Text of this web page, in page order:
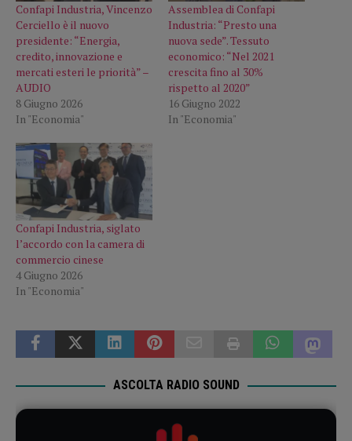
Confapi Industria, Vincenzo
Cerciello è il nuovo
presidente: “Energia,
credito, innovazione e
mercati esteri le priorità” –
AUDIO
8 Giugno 2026
In "Economia"
Assemblea di Confapi
Industria: “Presto una
nuova sede”. Tessuto
economico: “Nel 2021
crescita fino al 30%
rispetto al 2020”
16 Giugno 2022
In "Economia"
Confapi Industria, siglato
l’accordo con la camera di
commercio cinese
4 Giugno 2026
In "Economia"
ASCOLTA RADIO SOUND